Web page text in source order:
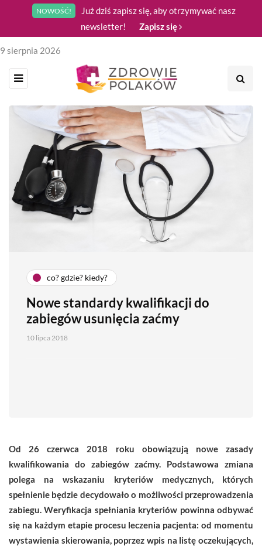
NOWOŚĆ!
Już dziś zapisz się, aby otrzymywać nasz
newsletter!
Zapisz się
9 sierpnia 2026
co? gdzie? kiedy?
Nowe standardy kwalifikacji do
zabiegów usunięcia zaćmy
10 lipca 2018
Od 26 czerwca 2018 roku obowiązują nowe zasady
kwalifikowania do zabiegów zaćmy.
Podstawowa zmiana
polega na wskazaniu kryteriów medycznych, których
spełnienie będzie decydowało o możliwości przeprowadzenia
zabiegu. Weryfikacja spełniania kryteriów powinna odbywać
się na każdym etapie procesu leczenia pacjenta: od momentu
wystawienia skierowania, poprzez wpis na listę oczekujących,